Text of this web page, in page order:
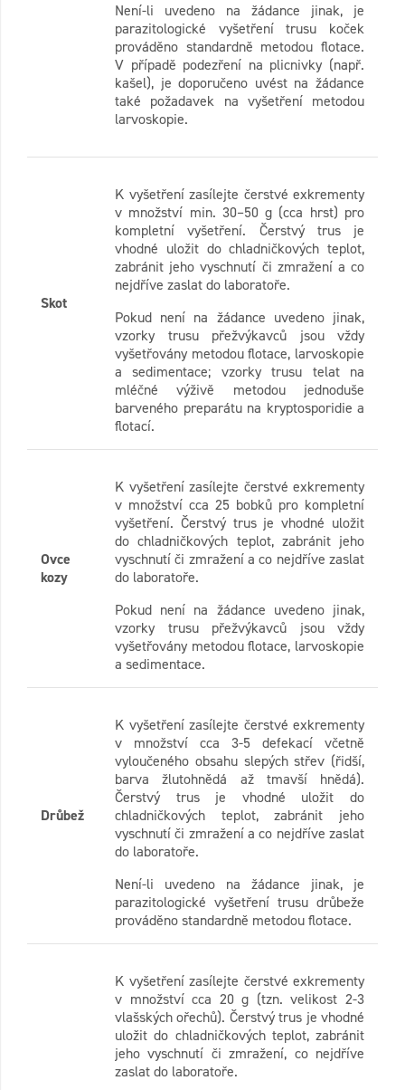
Není-li uvedeno na žádance jinak, je
parazitologické vyšetření trusu koček
prováděno standardně metodou flotace.
V případě podezření na plicnivky (např.
kašel), je doporučeno uvést na žádance
také požadavek na vyšetření metodou
larvoskopie.
Skot
K vyšetření zasílejte čerstvé exkrementy
v množství min. 30–50 g (cca hrst) pro
kompletní vyšetření. Čerstvý trus je
vhodné uložit do chladničkových teplot,
zabránit jeho vyschnutí či zmražení a co
nejdříve zaslat do laboratoře.
Pokud není na žádance uvedeno jinak,
vzorky trusu přežvýkavců jsou vždy
vyšetřovány metodou flotace, larvoskopie
a sedimentace; vzorky trusu telat na
mléčné výživě metodou jednoduše
barveného preparátu na kryptosporidie a
flotací.
Ovce
kozy
K vyšetření zasílejte čerstvé exkrementy
v množství cca 25 bobků pro kompletní
vyšetření. Čerstvý trus je vhodné uložit
do chladničkových teplot, zabránit jeho
vyschnutí či zmražení a co nejdříve zaslat
do laboratoře.
Pokud není na žádance uvedeno jinak,
vzorky trusu přežvýkavců jsou vždy
vyšetřovány metodou flotace, larvoskopie
a sedimentace.
Drůbež
K vyšetření zasílejte čerstvé exkrementy
v množství cca 3-5 defekací včetně
vyloučeného obsahu slepých střev (řidší,
barva žlutohnědá až tmavší hnědá).
Čerstvý trus je vhodné uložit do
chladničkových teplot, zabránit jeho
vyschnutí či zmražení a co nejdříve zaslat
do laboratoře.
Není-li uvedeno na žádance jinak, je
parazitologické vyšetření trusu drůbeže
prováděno standardně metodou flotace.
K vyšetření zasílejte čerstvé exkrementy
v množství cca 20 g (tzn. velikost 2-3
vlašských ořechů). Čerstvý trus je vhodné
uložit do chladničkových teplot, zabránit
jeho vyschnutí či zmražení, co nejdříve
zaslat do laboratoře.